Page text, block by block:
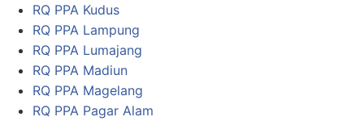
RQ PPA Kudus
RQ PPA Lampung
RQ PPA Lumajang
RQ PPA Madiun
RQ PPA Magelang
RQ PPA Pagar Alam